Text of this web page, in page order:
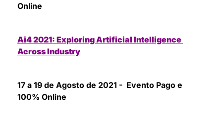
Online
Ai4 2021: Exploring Artificial Intelligence
Across Industry
17 a 19 de Agosto de 2021 -  Evento Pago e
100% Online